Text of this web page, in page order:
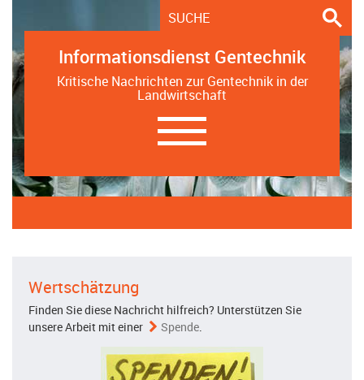
Informationsdienst Gentechnik
Kritische Nachrichten zur Gentechnik in der
Landwirtschaft
Navigation
ein-/ausblenden
Wertschätzung
Finden Sie diese Nachricht hilfreich? Unterstützen Sie
unsere Arbeit mit einer
Spende.